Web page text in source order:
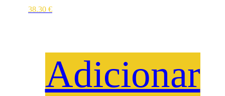
38.30 €
Adicionar